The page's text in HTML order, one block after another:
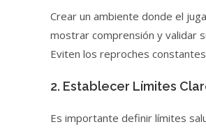
Crear un ambiente donde el
mostrar comprensión y validar
Eviten los reproches
2. Establecer Límites
Es importante definir límites